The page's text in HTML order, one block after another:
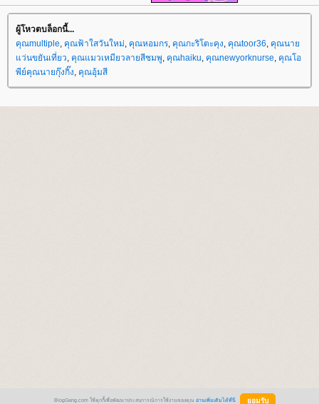
ผู้โหวตบล็อกนี้...
คุณmultiple, คุณฟ้าใสวันใหม่, คุณหอมกร, คุณกะริโตะคุง, คุณtoor36, คุณนา
ว่นขยันเที่ยว, คุณแมวเหมียวลายสีชมพู, คุณhaiku, คุณnewyorknurse, คุณโอ
พีย์คุณนายกุ๊งกิ๊ง, คุณอุ้มสี
BlogGang.com ใช้คุกกี้เพื่อพัฒนาประสบการณ์การใช้งานของคุณ อ่านเพิ่มเติมได้ที่นี่